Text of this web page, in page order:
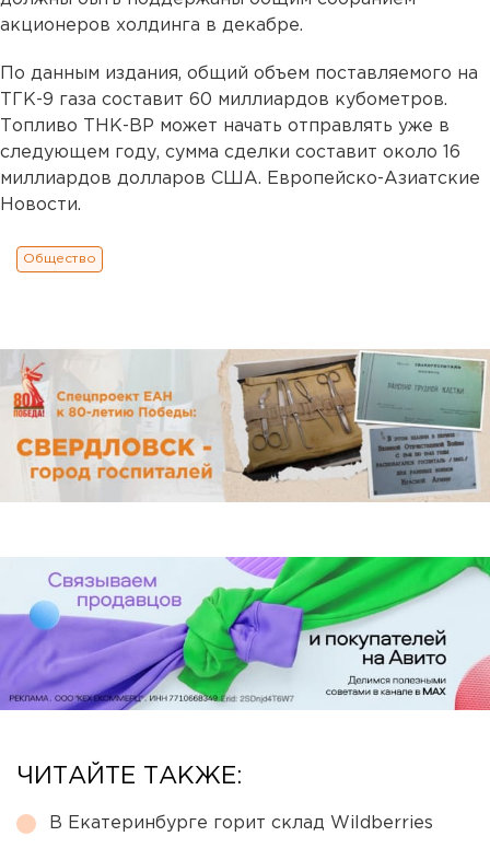
акционеров холдинга в декабре.
По данным издания, общий объем поставляемого на
ТГК-9 газа составит 60 миллиардов кубометров.
Топливо ТНК-BP может начать отправлять уже в
следующем году, сумма сделки составит около 16
миллиардов долларов США. Европейско-Азиатские
Новости.
Общество
ЧИТАЙТЕ ТАКЖЕ:
В Екатеринбурге горит склад Wildberries